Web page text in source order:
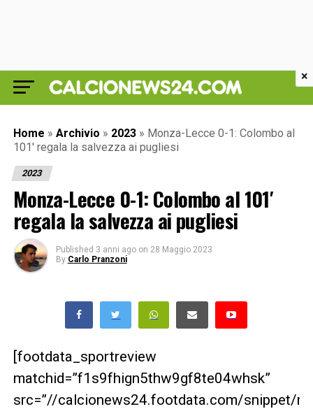
Home » Archivio » 2023 » Monza-Lecce 0-1: Colombo al
101′ regala la salvezza ai pugliesi
2023
Monza-Lecce 0-1: Colombo al 101′
regala la salvezza ai pugliesi
Published 3 anni ago on 28 Maggio 2023
By Carlo Pranzoni
[footdata_sportreview
matchid=”f1s9fhign5thw9gf8te04whsk”
src=”//calcionews24.footdata.com/snippet/
×